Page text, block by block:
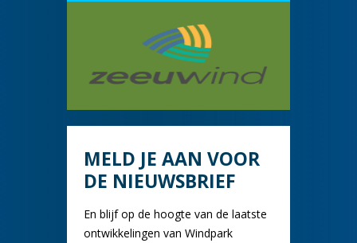
MELD JE AAN VOOR
DE NIEUWSBRIEF
En blijf op de hoogte van de laatste
ontwikkelingen van Windpark